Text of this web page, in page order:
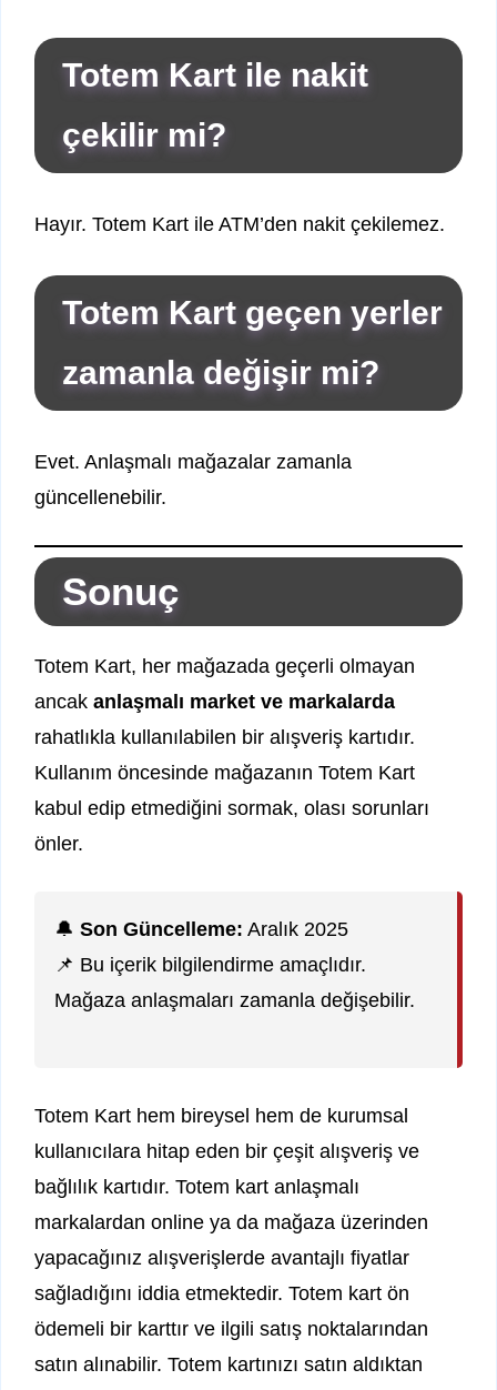
Totem Kart ile nakit
çekilir mi?
Hayır. Totem Kart ile ATM’den nakit çekilemez.
Totem Kart geçen yerler
zamanla değişir mi?
Evet. Anlaşmalı mağazalar zamanla
güncellenebilir.
Sonuç
Totem Kart, her mağazada geçerli olmayan
ancak anlaşmalı market ve markalarda
rahatlıkla kullanılabilen bir alışveriş kartıdır.
Kullanım öncesinde mağazanın Totem Kart
kabul edip etmediğini sormak, olası sorunları
önler.
🔔 Son Güncelleme: Aralık 2025
📌 Bu içerik bilgilendirme amaçlıdır.
Mağaza anlaşmaları zamanla değişebilir.
Totem Kart hem bireysel hem de kurumsal
kullanıcılara hitap eden bir çeşit alışveriş ve
bağlılık kartıdır. Totem kart anlaşmalı
markalardan online ya da mağaza üzerinden
yapacağınız alışverişlerde avantajlı fiyatlar
sağladığını iddia etmektedir. Totem kart ön
ödemeli bir karttır ve ilgili satış noktalarından
satın alınabilir. Totem kartınızı satın aldıktan